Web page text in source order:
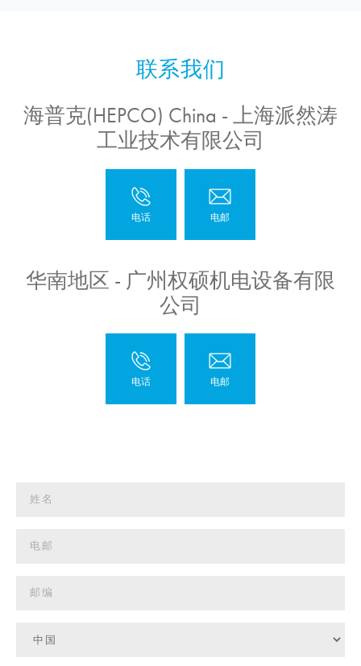
海普克(HEPCO) China - 上海派然涛
工业技术有限公司
华南地区 - 广州权硕机电设备有限
公司